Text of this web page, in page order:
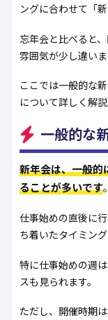
ングに合わせて「
忘年会と比べると
雰囲気が少し違いま
ここでは一般的な
について詳しく解説
一般的な
新年会は、一般的
ることが多いです。
仕事始めの直後に
ち着いたタイミン
特に仕事始めの週
スも見られます。
ただし、開催時期